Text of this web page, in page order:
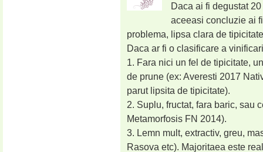
Daca ai fi degustat
aceeasi concluzie ai
problema, lipsa clara de
Daca ar fi o clasificare a
1. Fara nici un fel de tipicitate,
de prune (ex: Averesti 2017
parut lipsita de tipicitate).
2. Suplu, fructat, fara baric, sau
Metamorfosis FN 2014).
3. Lemn mult, extractiv, greu,
Rasova etc). Majoritaea este